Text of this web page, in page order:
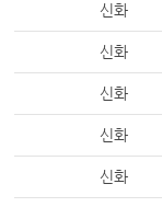
신화
신화
신화
신화
신화